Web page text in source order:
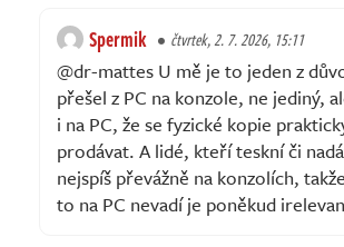
Spermik čtvrtek, 2. 7. 2026, 15:11
@dr-mattes U mě je to jeden z
přešel z PC na konzole, ne jediný,
i na PC, že se fyzické kopie
prodávat. A lidé, kteří teskní či
nejspíš převážně na konzolích,
to na PC nevadí je poněkud